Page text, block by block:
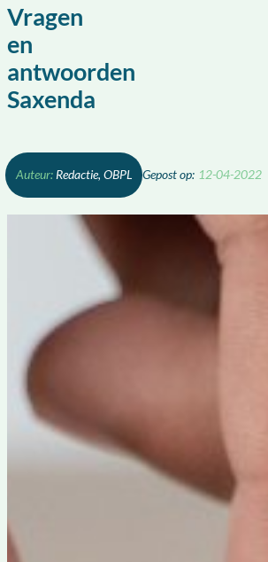
Vragen
en
antwoorden
Saxenda
Redactie, OBPL 12-04-2022